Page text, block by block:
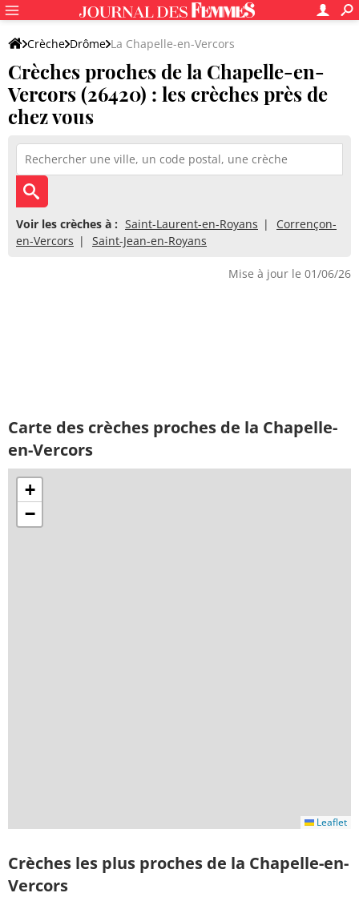
Crèche Drôme La Chapelle-en-Vercors
Crèches proches de la Chapelle-en-
Vercors (26420) : les crèches près de
chez vous
Voir les crèches à : Saint-Laurent-en-Royans
Corrençon-
en-Vercors
Saint-Jean-en-Royans
Mise à jour le 01/06/26
Carte des crèches proches de la Chapelle-
en-Vercors
+
−
Leaflet
Crèches les plus proches de la Chapelle-en-
Vercors